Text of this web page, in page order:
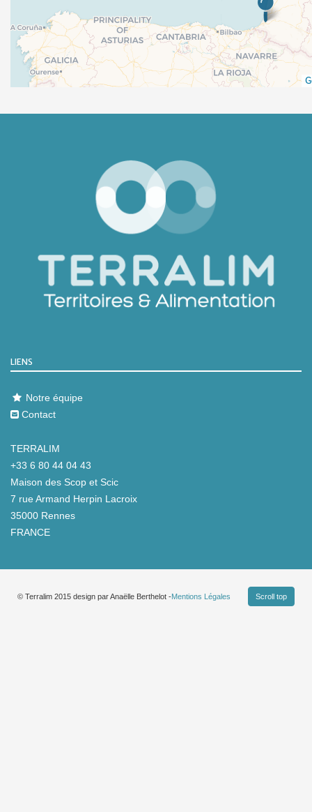
LIENS
Notre équipe
Contact
TERRALIM
+33 6 80 44 04 43
Maison des Scop et Scic
7 rue Armand Herpin Lacroix
35000 Rennes
FRANCE
© Terralim 2015 design par Anaëlle Berthelot -Mentions Légales Scroll top